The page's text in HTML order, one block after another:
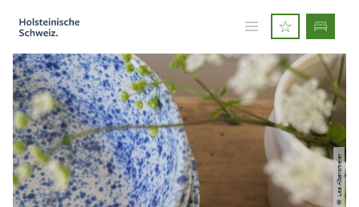
© Lea Albersmeier